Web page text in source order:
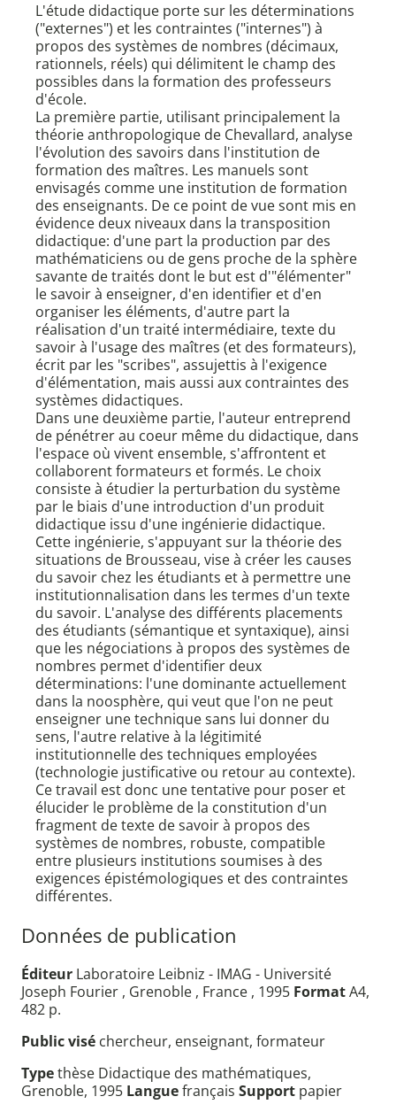
L'étude didactique porte sur les déterminations
("externes") et les contraintes ("internes") à
propos des systèmes de nombres (décimaux,
rationnels, réels) qui délimitent le champ des
possibles dans la formation des professeurs
d'école.
La première partie, utilisant principalement la
théorie anthropologique de Chevallard, analyse
l'évolution des savoirs dans l'institution de
formation des maîtres. Les manuels sont
envisagés comme une institution de formation
des enseignants. De ce point de vue sont mis en
évidence deux niveaux dans la transposition
didactique: d'une part la production par des
mathématiciens ou de gens proche de la sphère
savante de traités dont le but est d'"élémenter"
le savoir à enseigner, d'en identifier et d'en
organiser les éléments, d'autre part la
réalisation d'un traité intermédiaire, texte du
savoir à l'usage des maîtres (et des formateurs),
écrit par les "scribes", assujettis à l'exigence
d'élémentation, mais aussi aux contraintes des
systèmes didactiques.
Dans une deuxième partie, l'auteur entreprend
de pénétrer au coeur même du didactique, dans
l'espace où vivent ensemble, s'affrontent et
collaborent formateurs et formés. Le choix
consiste à étudier la perturbation du système
par le biais d'une introduction d'un produit
didactique issu d'une ingénierie didactique.
Cette ingénierie, s'appuyant sur la théorie des
situations de Brousseau, vise à créer les causes
du savoir chez les étudiants et à permettre une
institutionnalisation dans les termes d'un texte
du savoir. L'analyse des différents placements
des étudiants (sémantique et syntaxique), ainsi
que les négociations à propos des systèmes de
nombres permet d'identifier deux
déterminations: l'une dominante actuellement
dans la noosphère, qui veut que l'on ne peut
enseigner une technique sans lui donner du
sens, l'autre relative à la légitimité
institutionnelle des techniques employées
(technologie justificative ou retour au contexte).
Ce travail est donc une tentative pour poser et
élucider le problème de la constitution d'un
fragment de texte de savoir à propos des
systèmes de nombres, robuste, compatible
entre plusieurs institutions soumises à des
exigences épistémologiques et des contraintes
différentes.
Données de publication
Éditeur Laboratoire Leibniz - IMAG - Université
Joseph Fourier , Grenoble , France , 1995 FormatA4,
482 p.
Public visé chercheur, enseignant, formateur
Typethèse Didactique des mathématiques,
Grenoble, 1995 Languefrançais Support papier